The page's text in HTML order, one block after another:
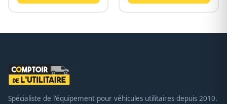
Spécialiste de l'équipement pour véhicules utilitaires depuis 2010.